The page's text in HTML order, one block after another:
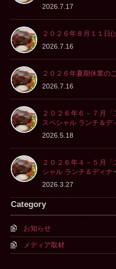
2026.7.17
２０２６年８月１１日
2026.7.16
２０２６年夏期休業の
2026.7.16
２０２６年６－７月
スペシャル ランチ＆デ
2026.5.18
２０２６年４－５月
シャル ランチ＆ディナ
2026.3.27
Category
お知らせ
メディア取材